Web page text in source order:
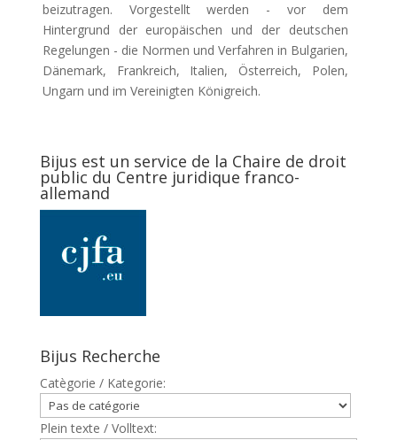
beizutragen. Vorgestellt werden - vor dem
Hintergrund der europäischen und der deutschen
Regelungen - die Normen und Verfahren in Bulgarien,
Dänemark, Frankreich, Italien, Österreich, Polen,
Ungarn und im Vereinigten Königreich.
Bijus est un service de la Chaire de droit
public du Centre juridique franco-
allemand
Bijus Recherche
Catègorie / Kategorie:
Plein texte / Volltext: